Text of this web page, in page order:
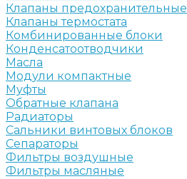
Клапаны предохранительные
Клапаны термостата
Комбинированные блоки
Конденсатоотводчики
Масла
Модули компактные
Муфты
Обратные клапана
Радиаторы
Сальники винтовых блоков
Сепараторы
Фильтры воздушные
Фильтры масляные